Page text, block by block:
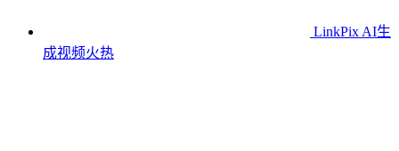
LinkPix AI生
成视频火热